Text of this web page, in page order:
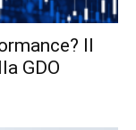
Il
GDO